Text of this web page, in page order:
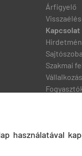
Árfigyelő
Kapcsolat
Sajtószoba
Szakmai
használatával